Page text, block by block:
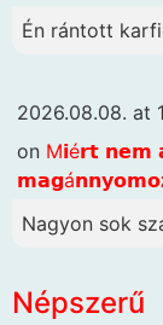
Én rántott
2026.08.08. at
on M𝗶é𝗿𝘁 𝗻𝗲𝗺
Nagyon sok
Népszerű